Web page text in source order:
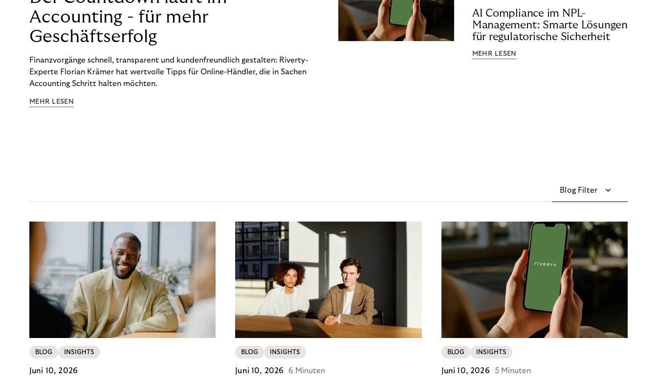
Accounting - für mehr
Geschäftserfolg
Finanzvorgänge schnell, transparent und kundenfreundlich gestalten: Riverty-
Experte Florian Krämer hat wertvolle Tipps für Online-Händler, die in Sachen
Accounting Schritt halten möchten.
MEHR LESEN
AI Compliance im NPL-
Management: Smarte Lösungen
für regulatorische Sicherheit
MEHR LESEN
Blog Filter
BLOG INSIGHTS
Juni 10, 2026
BLOG INSIGHTS
Juni 10, 2026 6 Minuten
BLOG INSIGHTS
Juni 10, 2026 5 Minuten